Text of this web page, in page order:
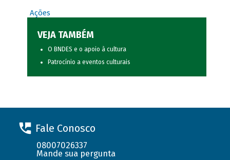
Ações
VEJA TAMBÉM
O BNDES e o apoio à cultura
Patrocínio a eventos culturais
Fale Conosco
08007026337
Mande sua pergunta